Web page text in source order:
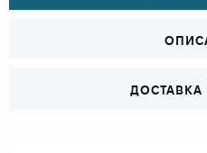
ДОСТАВКА